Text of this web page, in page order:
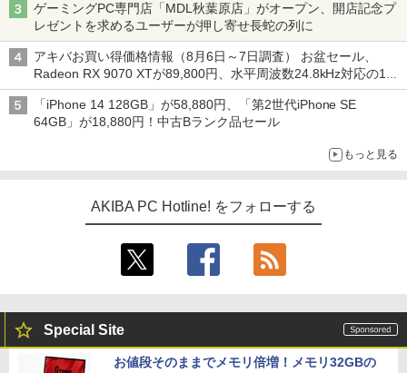
ゲーミングPC専門店「MDL秋葉原店」がオープン、開店記念プ
レゼントを求めるユーザーが押し寄せ長蛇の列に
アキバお買い得価格情報（8月6日～7日調査） お盆セール、
Radeon RX 9070 XTが89,800円、水平周波数24.8kHz対応の17
型モニターが9,801円、暑さ指数連動セール ほか
「iPhone 14 128GB」が58,880円、「第2世代iPhone SE
64GB」が18,880円！中古Bランク品セール
もっと見る
AKIBA PC Hotline! をフォローする
Special Site
お値段そのままでメモリ倍増！メモリ32GBの